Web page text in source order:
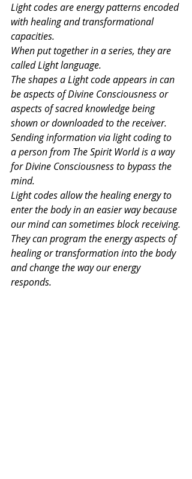
Light codes are energy patterns encoded
with healing and transformational
capacities.
When put together in a series, they are
called Light language.
The shapes a Light code appears in can
be aspects of Divine Consciousness or
aspects of sacred knowledge being
shown or downloaded to the receiver.
Sending information via light coding to
a person from The Spirit World is a way
for Divine Consciousness to bypass the
mind.
Light codes allow the healing energy to
enter the body in an easier way because
our mind can sometimes block receiving.
They can program the energy aspects of
healing or transformation into the body
and change the way our energy
responds.